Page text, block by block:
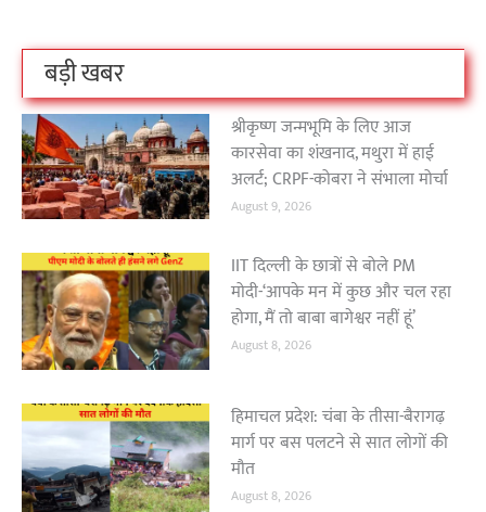
बड़ी खबर
श्रीकृष्ण जन्मभूमि के लिए आज
कारसेवा का शंखनाद, मथुरा में हाई
अलर्ट; CRPF-कोबरा ने संभाला मोर्चा
August 9, 2026
IIT दिल्ली के छात्रों से बोले PM
मोदी-‘आपके मन में कुछ और चल रहा
होगा, मैं तो बाबा बागेश्वर नहीं हूं’
August 8, 2026
हिमाचल प्रदेश: चंबा के तीसा-बैरागढ़
मार्ग पर बस पलटने से सात लोगों की
मौत
August 8, 2026